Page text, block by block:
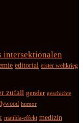
intersektionalen
editorial erster weltkrieg
zufall gender geschichte
humor
matilda-effekt medizin